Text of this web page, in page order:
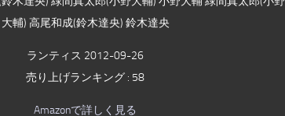
大輔) 高尾和成(鈴木達央) 鈴木達央
ランティス 2012-09-26
売り上げランキング : 58
Amazonで詳しく見る